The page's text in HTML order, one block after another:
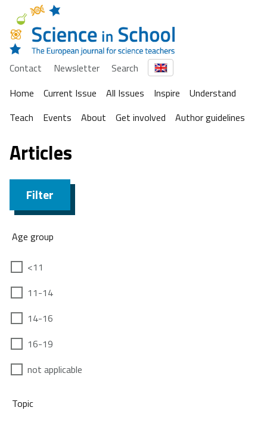
Contact Newsletter
Search
Home
Current Issue All Issues Inspire
Understand
Teach
Events About Get involved Author guidelines
Articles
Filter
Age group
<11
11-14
14-16
16-19
not applicable
Topic